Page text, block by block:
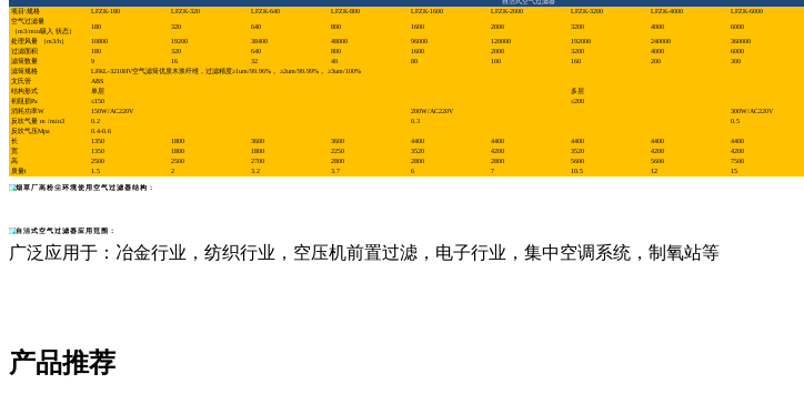
项目\规格
LFZK-180 LFZK-320 LFZK-640 LFZK-800 LFZK-1600 LFZK-2000 LFZK-3200 LFZK-4000 LFZK-6000
空气过滤量
180
320 640 800 1600 2000 3200 4000 6000
（m3/min吸入 状态）
处理风量 （m3/h）
10800 19200 38400 48000 96000 120000 192000 240000 360000
过滤面积
180 320 640 800 1600 2000 3200 4000 6000
滤筒数量
9 16 32 40 80 100 160 200 300
滤筒规格
LFKL-3210HV空气滤筒优质木浆纤维，过滤精度≥1um/99.96%， ≥2um/99.99%， ≥3um/100%
文氏管
ABS
结构形式
单层
多层
初阻损Pa
≤150
≤200
消耗功率W
150W/AC220V 200W/AC220V
300W/AC220V
反吹气量 m /min3
0.2 0.3
0.5
反吹气压Mpa
0.4-0.6
长
1350 1800 3600 3600 4400 4400 4400 4400 4400
宽
1350 1800 1800 2250 3520 4200 3520 4200 4200
高
2500 2500 2700 2800 2800 2800 5600 5600 7500
质量t
1.5 2 3.2 3.7 6 7 10.5 12 15
烟草厂高粉尘环境使用空气过滤器结构：
自洁式空气过滤器应用范围：
广泛应用于：冶金行业，纺织行业，空压机前置过滤，电子行业，集中空调系统，制氧站等
产品推荐